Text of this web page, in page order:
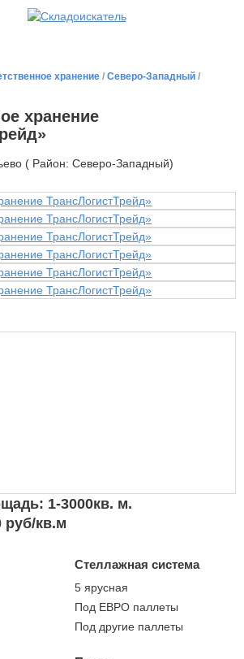
хранение / Северо-Западный /
хранение
( Район: Северо-Западный)
1-3000кв. м.
руб/кв.м
Стеллажная система
5 ярусная
Под ЕВРО паллеты
Под другие паллеты